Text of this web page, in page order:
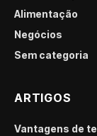
Alimentação
Negócios
Sem categoria
ARTIGOS
Vantagens de